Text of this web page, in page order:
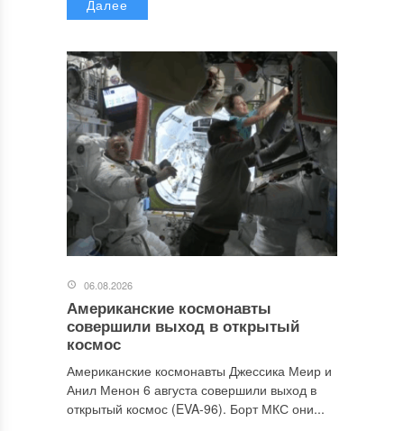
Далее
06.08.2026
Американские космонавты
совершили выход в открытый
космос
Американские космонавты Джессика Меир и
Анил Менон 6 августа совершили выход в
открытый космос (EVA-96). Борт МКС они...